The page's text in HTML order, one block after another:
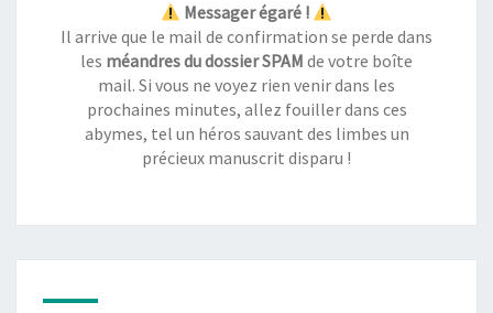
Messager égaré !
Il arrive que le mail de confirmation se perde dans
les méandres du dossier SPAM de votre boîte
mail. Si vous ne voyez rien venir dans les
prochaines minutes, allez fouiller dans ces
abymes, tel un héros sauvant des limbes un
précieux manuscrit disparu !